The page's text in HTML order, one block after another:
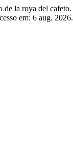
la roya del cafeto.
em: 6 aug. 2026.